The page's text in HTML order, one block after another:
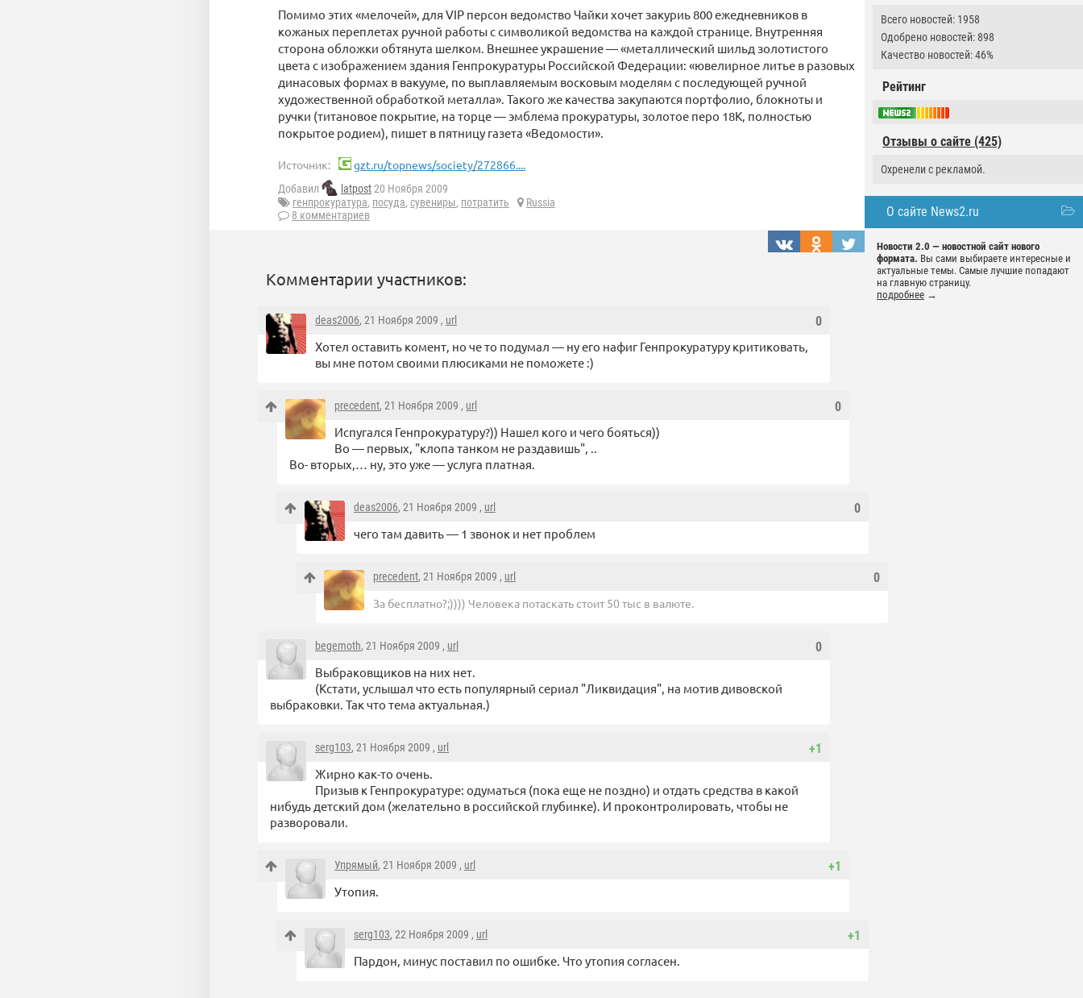
Всего новостей: 1958
Одобрено новостей: 898
Качество новостей: 46%
Рейтинг
Отзывы о сайте (425)
Охренели с рекламой.
О сайте News2.ru
Новости 2.0 — новостной сайт нового
формата. Вы сами выбираете интересные и
актуальные темы. Самые лучшие попадают
на главную страницу.
подробнее →
Помимо этих «мелочей», для VIP персон ведомство Чайки хочет закуриь 800 ежедневников в
кожаных переплетах ручной работы с символикой ведомства на каждой странице. Внутренняя
сторона обложки обтянута шелком. Внешнее украшение — «металлический шильд золотистого
цвета с изображением здания Генпрокуратуры Российской Федерации: «ювелирное литье в разовых
динасовых формах в вакууме, по выплавляемым восковым моделям с последующей ручной
художественной обработкой металла». Такого же качества закупаются портфолио, блокноты и
ручки (титановое покрытие, на торце — эмблема прокуратуры, золотое перо 18К, полностью
покрытое родием), пишет в пятницу газета «Ведомости».
Источник: gzt.ru/topnews/society/272866....
Добавил latpost20 Ноября 2009
генпрокуратура, посуда, сувениры, потратить
Russia
8 комментариев
Комментарии участников:
0
deas2006, 21 Ноября 2009 , url
Хотел оставить комент, но че то подумал — ну его нафиг Генпрокуратуру критиковать,
вы мне потом своими плюсиками не поможете :)
0
precedent, 21 Ноября 2009 , url
Испугался Генпрокуратуру?)) Нашел кого и чего бояться))
Во — первых, "клопа танком не раздавишь", ..
Во- вторых,… ну, это уже — услуга платная.
0
deas2006, 21 Ноября 2009 , url
чего там давить — 1 звонок и нет проблем
0
precedent, 21 Ноября 2009 , url
За бесплатно?;)))) Человека потаскать стоит 50 тыс в валюте.
0
begemoth, 21 Ноября 2009 , url
Выбраковщиков на них нет.
(Кстати, услышал что есть популярный сериал "Ликвидация", на мотив дивовской
выбраковки. Так что тема актуальная.)
+1
serg103, 21 Ноября 2009 , url
Жирно как-то очень.
Призыв к Генпрокуратуре: одуматься (пока еще не поздно) и отдать средства в какой
нибудь детский дом (желательно в российской глубинке). И проконтролировать, чтобы не
разворовали.
+1
Упрямый, 21 Ноября 2009 , url
Утопия.
+1
serg103, 22 Ноября 2009 , url
Пардон, минус поставил по ошибке. Что утопия согласен.